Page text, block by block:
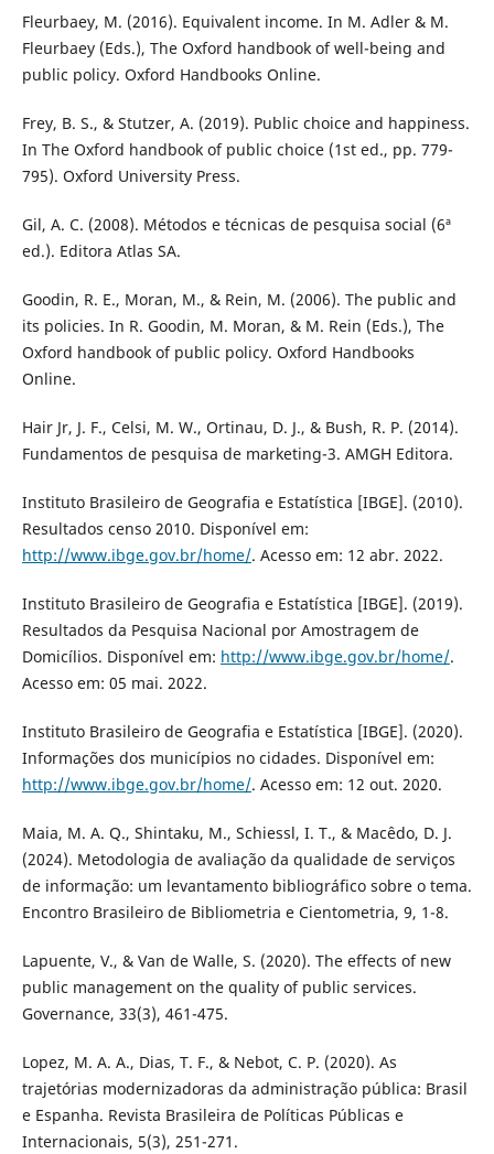
Fleurbaey, M. (2016). Equivalent income. In M. Adler & M.
Fleurbaey (Eds.), The Oxford handbook of well-being and
public policy. Oxford Handbooks Online.
Frey, B. S., & Stutzer, A. (2019). Public choice and happiness.
In The Oxford handbook of public choice (1st ed., pp. 779-
795). Oxford University Press.
Gil, A. C. (2008). Métodos e técnicas de pesquisa social (6ª
ed.). Editora Atlas SA.
Goodin, R. E., Moran, M., & Rein, M. (2006). The public and
its policies. In R. Goodin, M. Moran, & M. Rein (Eds.), The
Oxford handbook of public policy. Oxford Handbooks
Online.
Hair Jr, J. F., Celsi, M. W., Ortinau, D. J., & Bush, R. P. (2014).
Fundamentos de pesquisa de marketing-3. AMGH Editora.
Instituto Brasileiro de Geografia e Estatística [IBGE]. (2010).
Resultados censo 2010. Disponível em:
http://www.ibge.gov.br/home/. Acesso em: 12 abr. 2022.
Instituto Brasileiro de Geografia e Estatística [IBGE]. (2019).
Resultados da Pesquisa Nacional por Amostragem de
Domicílios. Disponível em: http://www.ibge.gov.br/home/.
Acesso em: 05 mai. 2022.
Instituto Brasileiro de Geografia e Estatística [IBGE]. (2020).
Informações dos municípios no cidades. Disponível em:
http://www.ibge.gov.br/home/. Acesso em: 12 out. 2020.
Maia, M. A. Q., Shintaku, M., Schiessl, I. T., & Macêdo, D. J.
(2024). Metodologia de avaliação da qualidade de serviços
de informação: um levantamento bibliográfico sobre o tema.
Encontro Brasileiro de Bibliometria e Cientometria, 9, 1-8.
Lapuente, V., & Van de Walle, S. (2020). The effects of new
public management on the quality of public services.
Governance, 33(3), 461-475.
Lopez, M. A. A., Dias, T. F., & Nebot, C. P. (2020). As
trajetórias modernizadoras da administração pública: Brasil
e Espanha. Revista Brasileira de Políticas Públicas e
Internacionais, 5(3), 251-271.